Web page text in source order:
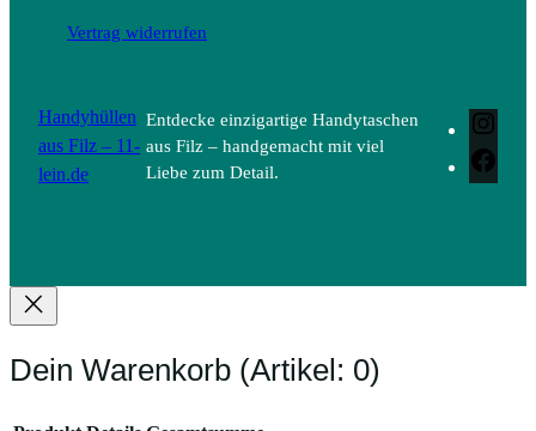
Vertrag widerrufen
Handyhüllen
aus Filz – 11-
lein.de
Entdecke einzigartige Handytaschen
aus Filz – handgemacht mit viel
Liebe zum Detail.
Dein Warenkorb (Artikel: 0)